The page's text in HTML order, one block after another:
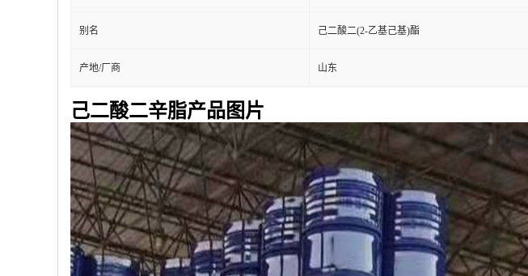
别名 己二酸二(2-乙基己基)酯
产地/厂商 山东
己二酸二辛脂产品图片